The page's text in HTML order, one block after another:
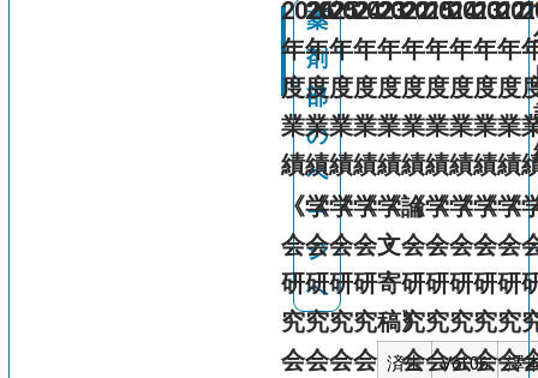
薬
剤
部
薬
剤
部
の
ペ
ー
ジ
へ
2026
年
度
業
績
《学
会・
研
究
会
2025
年
度
業
績
《学
会・
研
究
会
2024
年
度
業
績
《学
会・
研
究
会
2023
年
度
業
績
《学
会・
研
究
会
2022
年
度
業
績
《論
文・
寄
稿》
済生
Vol.06
澤
2015
年
度
業
績
《学
会・
研
究
会
2014
年
度
業
績
《学
会・
研
究
会
2013
年
度
業
績
《学
会・
研
究
会
2012
年
度
業
績
《学
会・
研
究
会
年
度
業
績
《
会
研
究
会